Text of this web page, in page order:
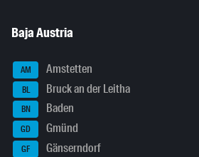
Baja Austria
AM Amstetten
BL Bruck an der Leitha
BN Baden
GD Gmünd
GF Gänserndorf